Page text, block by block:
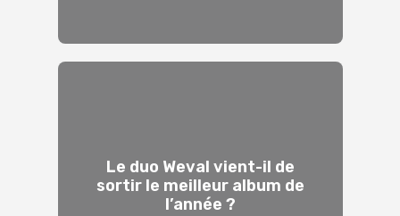
Le duo Weval vient-il de
sortir le meilleur album de
l’année ?